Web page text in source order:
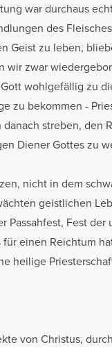
war durchaus
des
Geist zu leben,
wir zwar
wohlgefällig zu
zu bekommen -
streben, den
Diener Gottes zu
nicht in dem
geistlichen
Passahfest, Fest der
einen Reichtum
heilige
von Christus,